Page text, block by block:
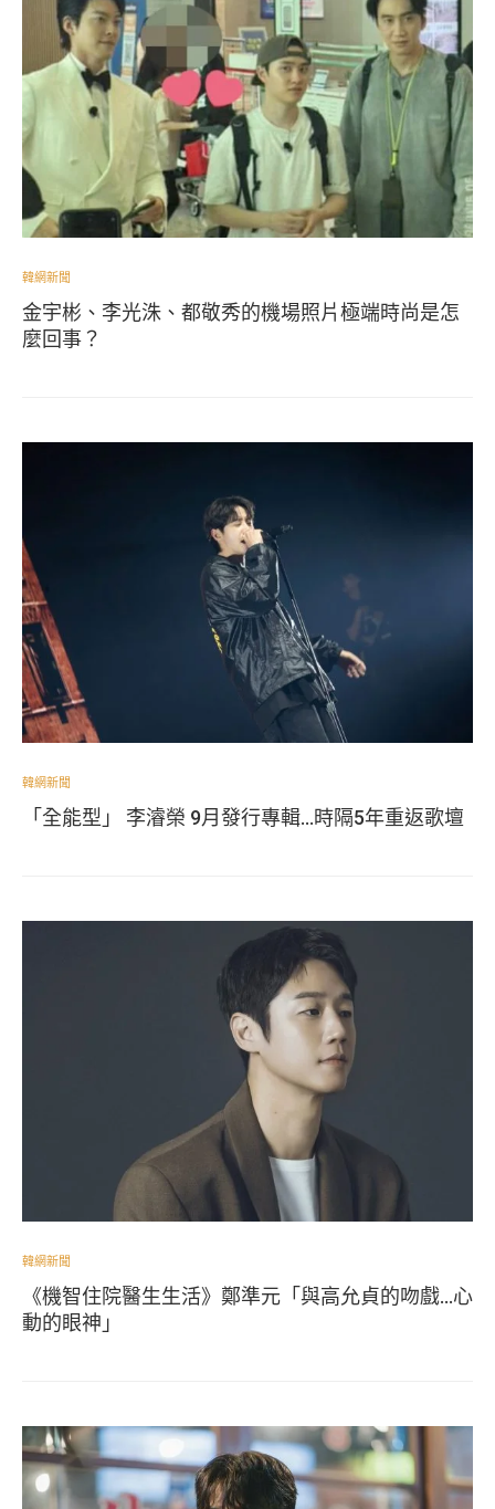
韓網新聞
金宇彬、李光洙、都敬秀的機場照片極端時尚是怎
麼回事？
韓網新聞
「全能型」 李濬榮 9月發行專輯…時隔5年重返歌壇
韓網新聞
《機智住院醫生生活》鄭準元「與高允貞的吻戲…心
動的眼神」